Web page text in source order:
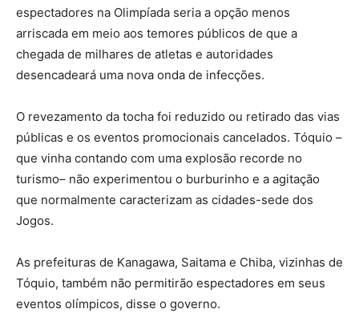
espectadores na Olimpíada seria a opção menos
arriscada em meio aos temores públicos de que a
chegada de milhares de atletas e autoridades
desencadeará uma nova onda de infecções.
O revezamento da tocha foi reduzido ou retirado das vias
públicas e os eventos promocionais cancelados. Tóquio –
que vinha contando com uma explosão recorde no
turismo– não experimentou o burburinho e a agitação
que normalmente caracterizam as cidades-sede dos
Jogos.
As prefeituras de Kanagawa, Saitama e Chiba, vizinhas de
Tóquio, também não permitirão espectadores em seus
eventos olímpicos, disse o governo.